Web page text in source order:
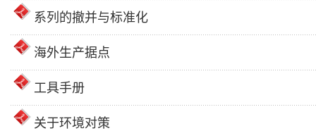
系列的撤并与标准化
海外生产据点
工具手册
关于环境对策